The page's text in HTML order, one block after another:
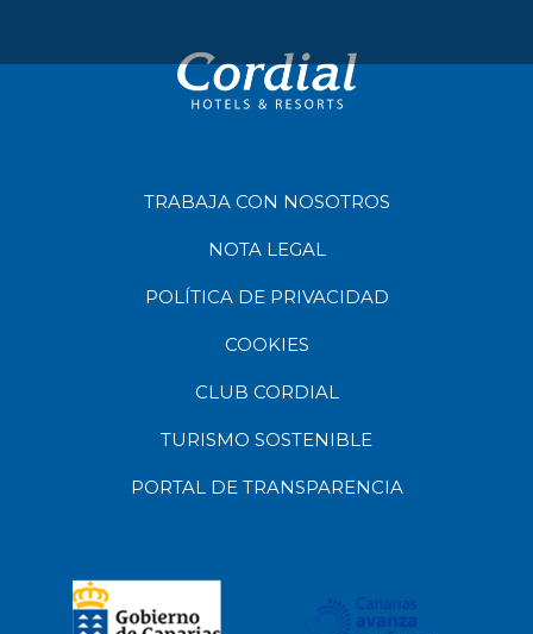
TRABAJA CON NOSOTROS
NOTA LEGAL
POLÍTICA DE PRIVACIDAD
COOKIES
CLUB CORDIAL
TURISMO SOSTENIBLE
PORTAL DE TRANSPARENCIA